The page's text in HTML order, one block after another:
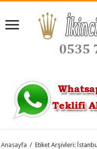
Anasayfa / Etiket Arşivleri: